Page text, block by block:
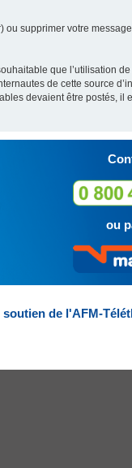
supprimer votre
que l’utilisation
de cette source
devaient être postés, il
ou
de l'AFM-